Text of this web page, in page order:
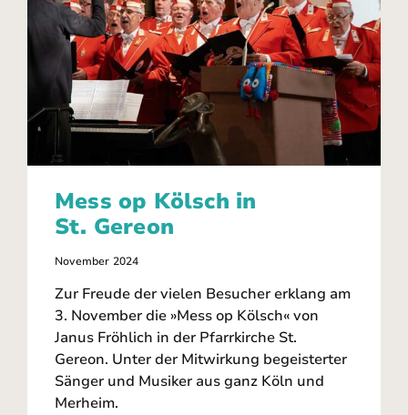
Mess op Kölsch in
St. Gereon
November 2024
Zur Freude der vielen Besucher erklang am
3. November die »Mess op Kölsch« von
Janus Fröhlich in der Pfarrkirche St.
Gereon. Unter der Mitwirkung begeisterter
Sänger und Musiker aus ganz Köln und
Merheim.